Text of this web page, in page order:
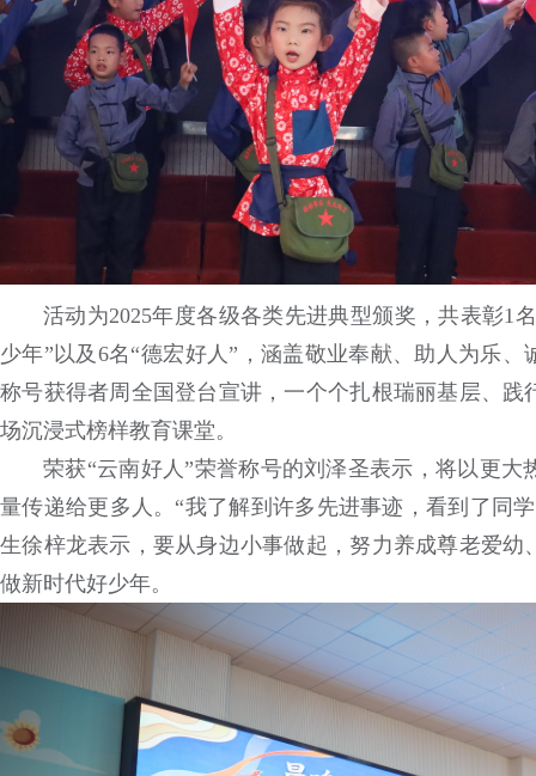
活动为2025年度各级各类先进典型颁奖，共表彰1
少年”以及6名“德宏好人”，涵盖敬业奉献、助人为乐
称号获得者周全国登台宣讲，一个个扎根瑞丽基层、
场沉浸式榜样教育课堂。
荣获“云南好人”荣誉称号的刘泽圣表示，将以更
量传递给更多人。“我了解到许多先进事迹，看到了同
生徐梓龙表示，要从身边小事做起，努力养成尊老爱
做新时代好少年。